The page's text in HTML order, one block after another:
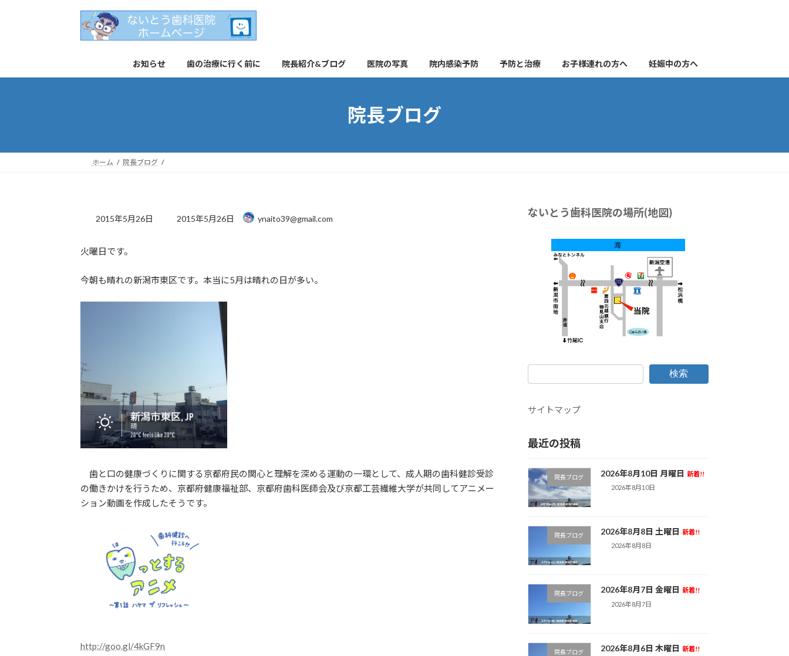
へ
ョ
お知らせ 歯の治療に行く前に 院長紹介&ブログ 医院の写真 院内感染予防 予防と治療 お子様連れの方へ 妊娠中の方へ
院長ブログ
ホーム 院長ブログ
2015年5月26日
最
時
2015年5月26日 ynaito39@gmail.com
火曜日です。
今朝も晴れの新潟市東区です。本当に5月は晴れの日が多い。
歯と口の健康づくりに関する京都府民の関心と理解を深める運動の一環として、成人期の歯科健診受診
の働きかけを行うため、京都府健康福祉部、京都府歯科医師会及び京都工芸繊維大学が共同してアニメー
ション動画を作成したそうです。
http://goo.gl/4kGF9n
ないとう歯科医院の場所(地図)
検索
サイトマップ
最近の投稿
院長ブログ 2026年8月10日 月曜日 新着!!
2026年8月10日
院長ブログ 2026年8月8日 土曜日 新着!!
2026年8月8日
院長ブログ 2026年8月7日 金曜日 新着!!
2026年8月7日
院長ブログ 2026年8月6日 木曜日 新着!!